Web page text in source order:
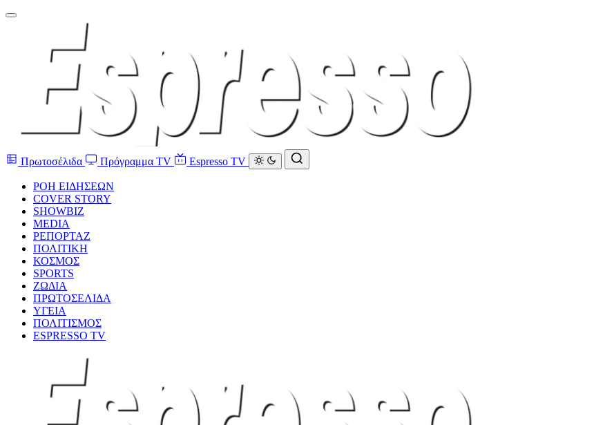
Πρωτοσέλιδα Πρόγραμμα TV Espresso TV
ΡΟΗ ΕΙΔΗΣΕΩΝ
COVER STORY
SHOWBIZ
MEDIA
ΡΕΠΟΡΤΑΖ
ΠΟΛΙΤΙΚΗ
ΚΟΣΜΟΣ
SPORTS
ΖΩΔΙΑ
ΠΡΩΤΟΣΕΛΙΔΑ
ΥΓΕΙΑ
ΠΟΛΙΤΙΣΜΟΣ
ESPRESSO TV